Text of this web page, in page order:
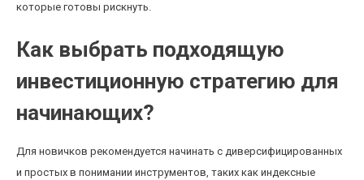
которые готовы рискнуть.
Как выбрать подходящую
инвестиционную стратегию для
начинающих?
Для новичков рекомендуется начинать с диверсифицированных
и простых в понимании инструментов, таких как индексные